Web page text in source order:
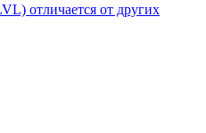
отличается от других